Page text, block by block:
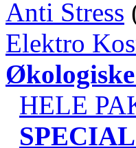
Anti Stress
Elektro
HELE